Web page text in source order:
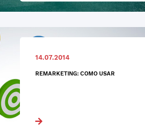
14.07.2014
REMARKETING: COMO USAR